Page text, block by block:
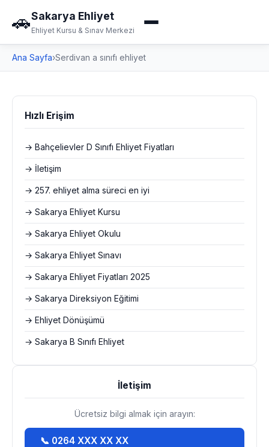
🚗Sakarya Ehliyet
Ehliyet Kursu & Sınav Merkezi
Ana Sayfa›Serdivan a sınıfı ehliyet
Hızlı Erişim
→ Bahçelievler D Sınıfı Ehliyet Fiyatları
→ İletişim
→ 257. ehliyet alma süreci en iyi
→ Sakarya Ehliyet Kursu
→ Sakarya Ehliyet Okulu
→ Sakarya Ehliyet Sınavı
→ Sakarya Ehliyet Fiyatları 2025
→ Sakarya Direksiyon Eğitimi
→ Ehliyet Dönüşümü
→ Sakarya B Sınıfı Ehliyet
İletişim
Ücretsiz bilgi almak için arayın:
📞 0264 XXX XX XX